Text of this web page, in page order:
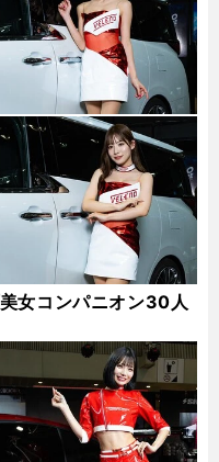
女コンパニオン30人